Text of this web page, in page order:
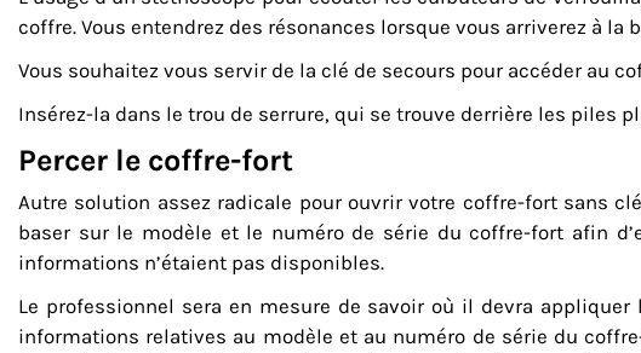
coffre. Vous entendrez des résonances lorsque vous arriverez à la
Vous souhaitez vous servir de la clé de secours pour accéder au
Insérez-la dans le trou de serrure, qui se trouve derrière les piles
Percer le coffre-fort
Autre solution assez radicale pour ouvrir votre coffre-fort sans clé
baser sur le modèle et le numéro de série du coffre-fort afin
informations n’étaient pas disponibles.
Le professionnel sera en mesure de savoir où il devra
informations relatives au modèle et au numéro de série du